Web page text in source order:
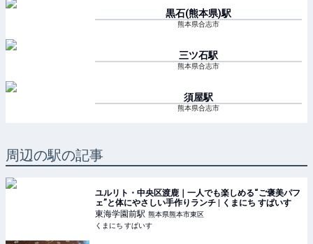
黒石(熊本県)駅
熊本県合志市
三ツ石駅
熊本県合志市
須屋駅
熊本県合志市
周辺の駅の記事
ユルリト・中央区渡鹿｜一人でも楽しめる“ご褒美パフ
ェ”と体にやさしい手作りランチ | くまにち すぱいす
東海学園前駅 熊本県熊本市東区
くまにち すぱいす